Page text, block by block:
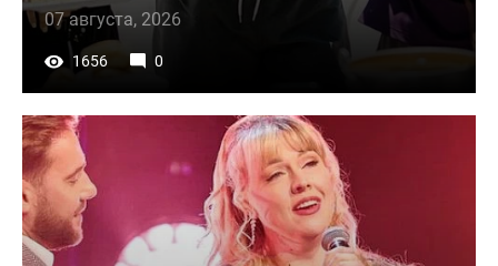
07 августа, 2026
1656 0